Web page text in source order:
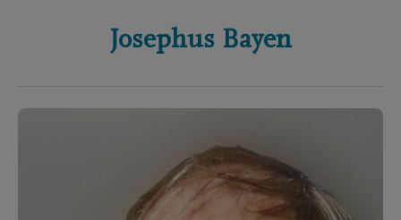
Josephus Bayen